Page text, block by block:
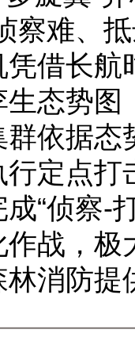
察难、
借长
态势
依据
定点
“侦察-
战，
消防提